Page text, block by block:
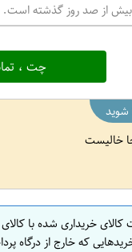
بیش از صد روز گذشته
چت ،
شوید
خالیست
خریداری شده با
که خارج از درگاه